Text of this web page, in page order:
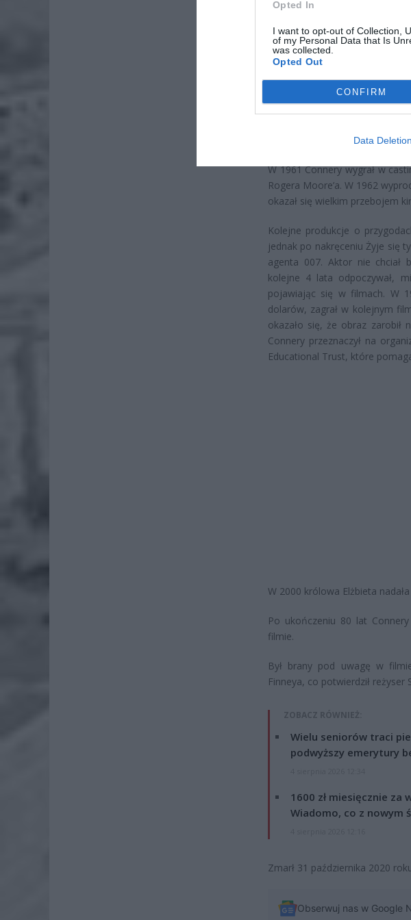
Opted In
I want to opt-out of Collection,
of my Personal Data that Is
was collected.
Opted Out
CONFIRM
Data Deletion
Lidl przecenił hit do
początek
Pieniądze dla milionów
Wnioski wciąż można
W 1961 Connery wygrał w
Rogera Moore’a. W 1962
okazał się wielkim przebojem
Kolejne produkcje o
jednak po nakręceniu Żyje się
agenta 007. Aktor nie chciał
kolejne 4 lata odpoczywał,
pojawiając się w filmach. W
dolarów, zagrał w kolejnym
okazało się, że obraz zarobił
Connery przeznaczył na
Educational Trust, które
W 2000 królowa Elżbieta
Po ukończeniu 80 lat
filmie.
Był brany pod uwagę w
Finneya, co potwierdził reżyser
ZOBACZ RÓWNIEŻ:
Wielu seniorów traci
podwyższy emerytury
1600 zł miesięcznie za
Wiadomo, co z nowym
Zmarł 31 października 2020
Obserwuj nas w Google